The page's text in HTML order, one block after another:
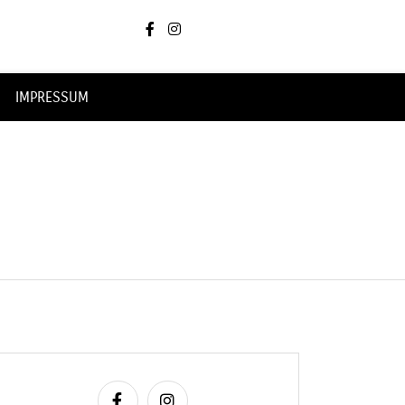
IMPRESSUM